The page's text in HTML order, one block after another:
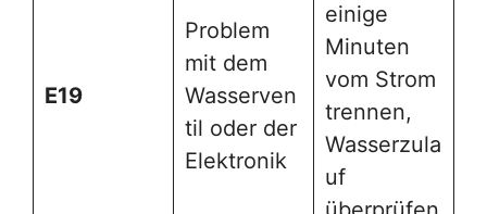
E19
Problem
mit dem
Wasserven
til oder der
Elektronik
einige
Minuten
vom Strom
trennen,
Wasserzula
uf